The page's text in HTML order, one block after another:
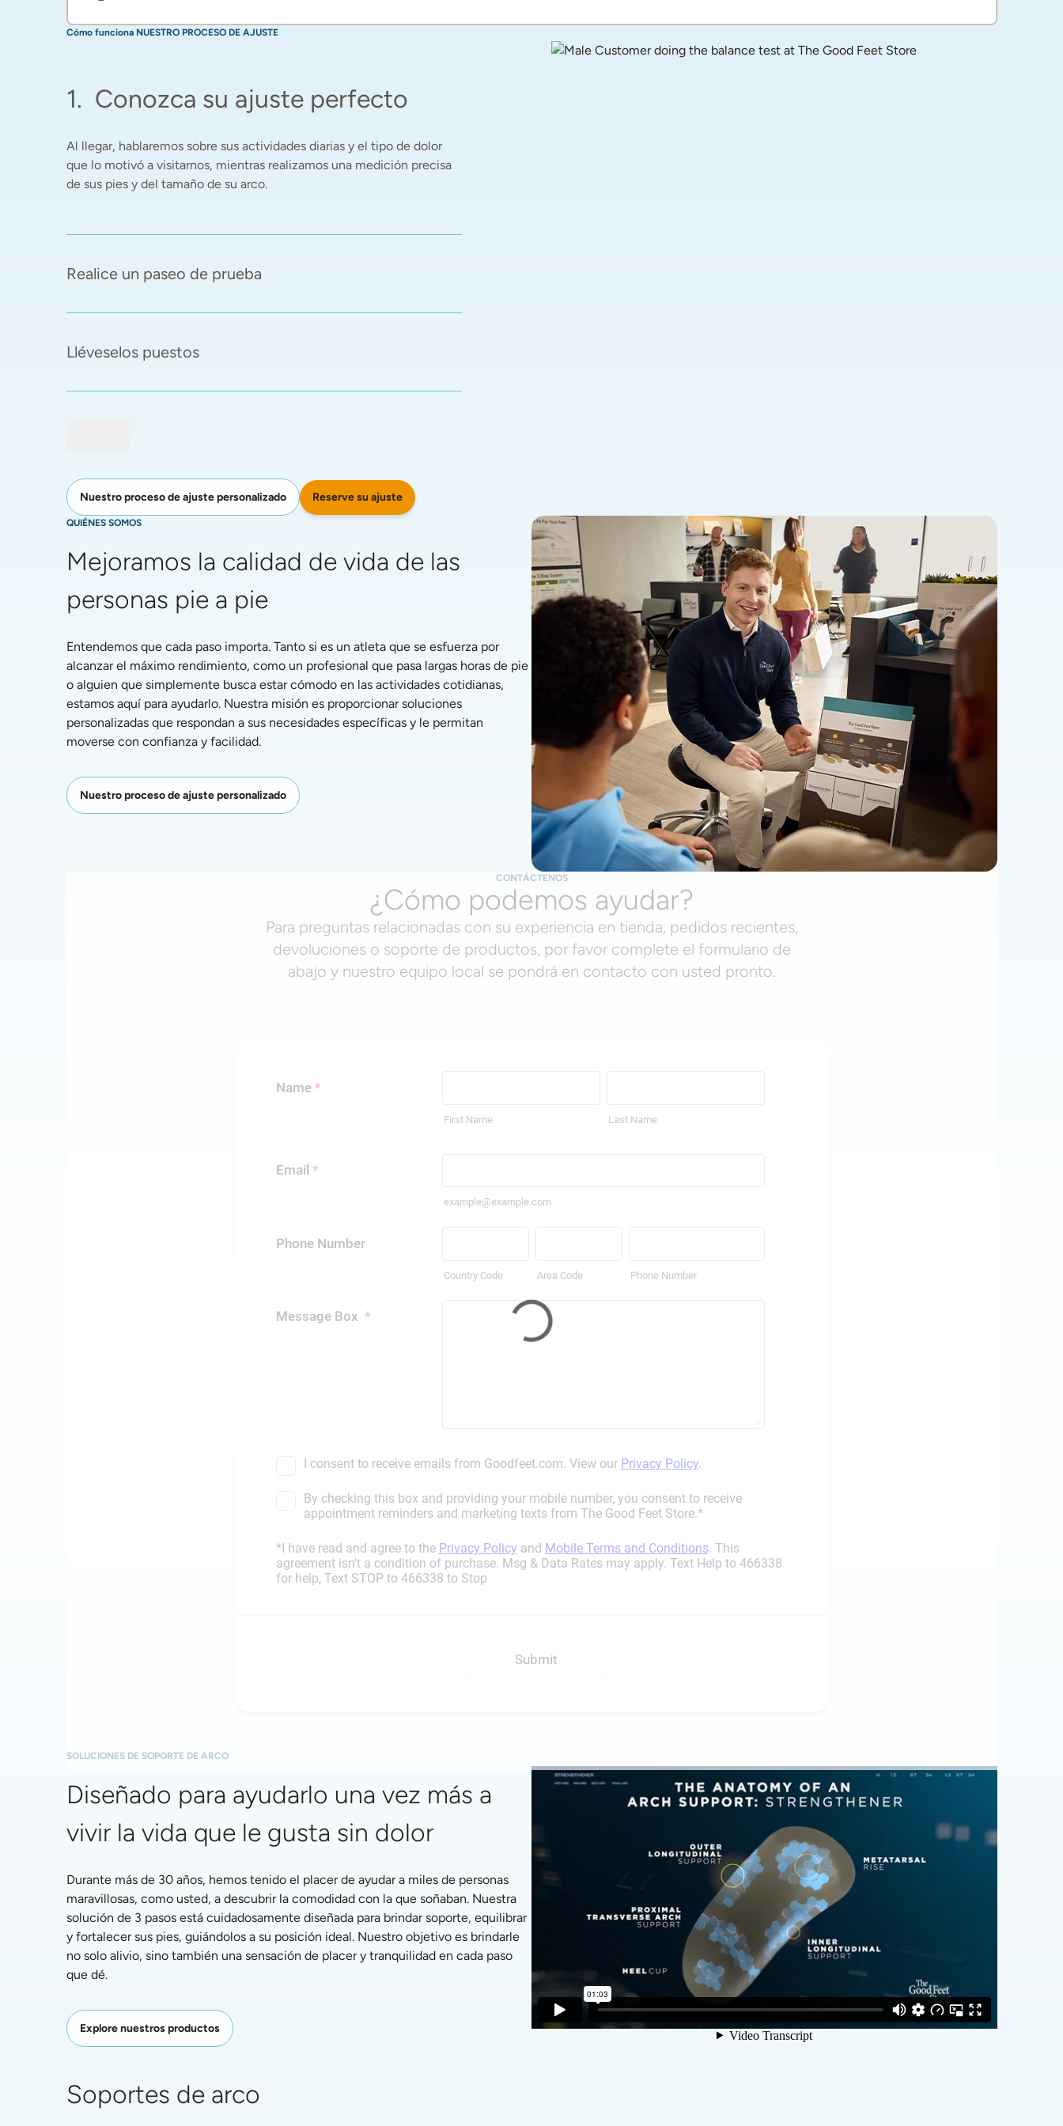
Cómo funciona NUESTRO PROCESO DE AJUSTE
1. Conozca su ajuste perfecto
Al llegar, hablaremos sobre sus actividades diarias y el tipo de dolor
que lo motivó a visitarnos, mientras realizamos una medición precisa
de sus pies y del tamaño de su arco.
Realice un paseo de prueba
Lléveselos puestos
Nuestro proceso de ajuste personalizado Reserve su ajuste
QUIÉNES SOMOS
Mejoramos la calidad de vida de las
personas pie a pie
Entendemos que cada paso importa. Tanto si es un atleta que se esfuerza por
alcanzar el máximo rendimiento, como un profesional que pasa largas horas de pie
o alguien que simplemente busca estar cómodo en las actividades cotidianas,
estamos aquí para ayudarlo. Nuestra misión es proporcionar soluciones
personalizadas que respondan a sus necesidades específicas y le permitan
moverse con confianza y facilidad.
Nuestro proceso de ajuste personalizado
CONTÁCTENOS
¿Cómo podemos ayudar?
Para preguntas relacionadas con su experiencia en tienda, pedidos recientes,
devoluciones o soporte de productos, por favor complete el formulario de
abajo y nuestro equipo local se pondrá en contacto con usted pronto.
SOLUCIONES DE SOPORTE DE ARCO
Diseñado para ayudarlo una vez más a
vivir la vida que le gusta sin dolor
Durante más de 30 años, hemos tenido el placer de ayudar a miles de personas
maravillosas, como usted, a descubrir la comodidad con la que soñaban. Nuestra
solución de 3 pasos está cuidadosamente diseñada para brindar soporte, equilibrar
y fortalecer sus pies, guiándolos a su posición ideal. Nuestro objetivo es brindarle
no solo alivio, sino también una sensación de placer y tranquilidad en cada paso
que dé.
Explore nuestros productos
Soportes de arco